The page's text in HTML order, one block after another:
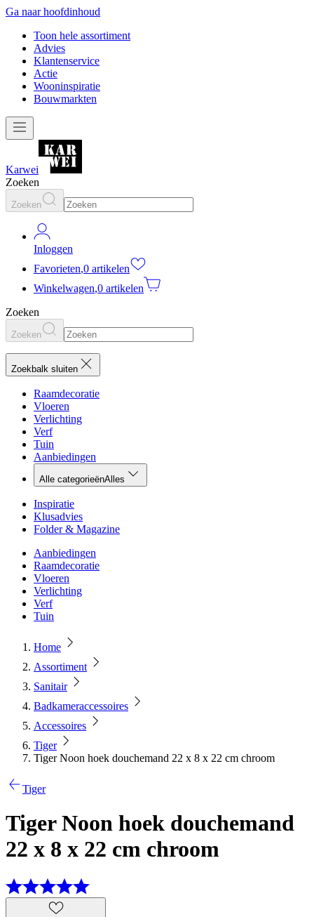
Ga naar hoofdinhoud
Toon hele assortiment
Advies
Klantenservice
Actie
Wooninspiratie
Bouwmarkten
Karwei
Zoeken
Zoeken
Inloggen
Favorieten,0 artikelen
Winkelwagen,0 artikelen
Zoeken
Zoeken
Zoekbalk sluiten
Raamdecoratie
Vloeren
Verlichting
Verf
Tuin
Aanbiedingen
Alle categorieënAlles
Inspiratie
Klusadvies
Folder & Magazine
Aanbiedingen
Raamdecoratie
Vloeren
Verlichting
Verf
Tuin
Home
Assortiment
Sanitair
Badkameraccessoires
Accessoires
Tiger
Tiger Noon hoek douchemand 22 x 8 x 22 cm chroom
Tiger
Tiger Noon hoek douchemand
22 x 8 x 22 cm chroom